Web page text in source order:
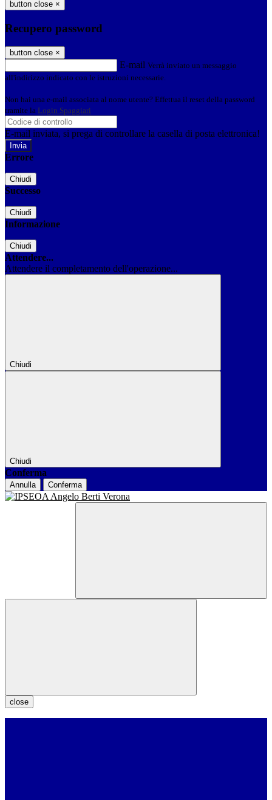
button close ×
Recupero password
button close ×
E-mail Verrà inviato un messaggio
all'indirizzo indicato con le istruzioni necessarie.
Non hai una e-mail associata al nome utente? Effettua il reset della password
tramite la Login Spaggiari
E-mail inviata, si prega di controllare la casella di posta elettronica!
Errore
Chiudi
Successo
Chiudi
Informazione
Chiudi
Attendere...
Attendere il completamento dell'operazione...
Chiudi
Chiudi
Conferma
Annulla Conferma
close